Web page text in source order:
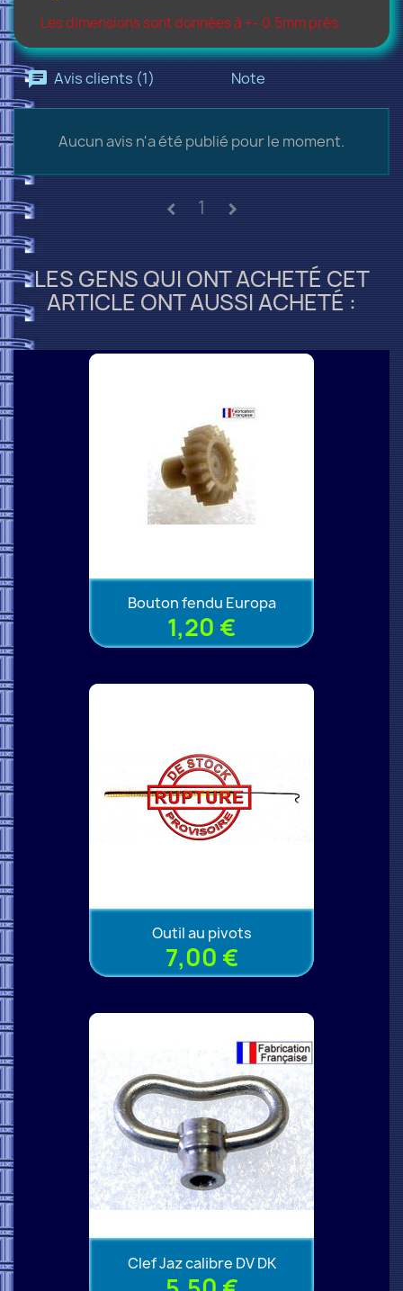
Les dimensions sont données à +- 0.5mm prés.
Avis clients (1) Note
Aucun avis n'a été publié pour le moment.
chevron_left 1 chevron_right
LES GENS QUI ONT ACHETÉ CET
ARTICLE ONT AUSSI ACHETÉ :
Bouton fendu Europa
1,20 €
Outil au pivots
7,00 €
Clef Jaz calibre DV DK